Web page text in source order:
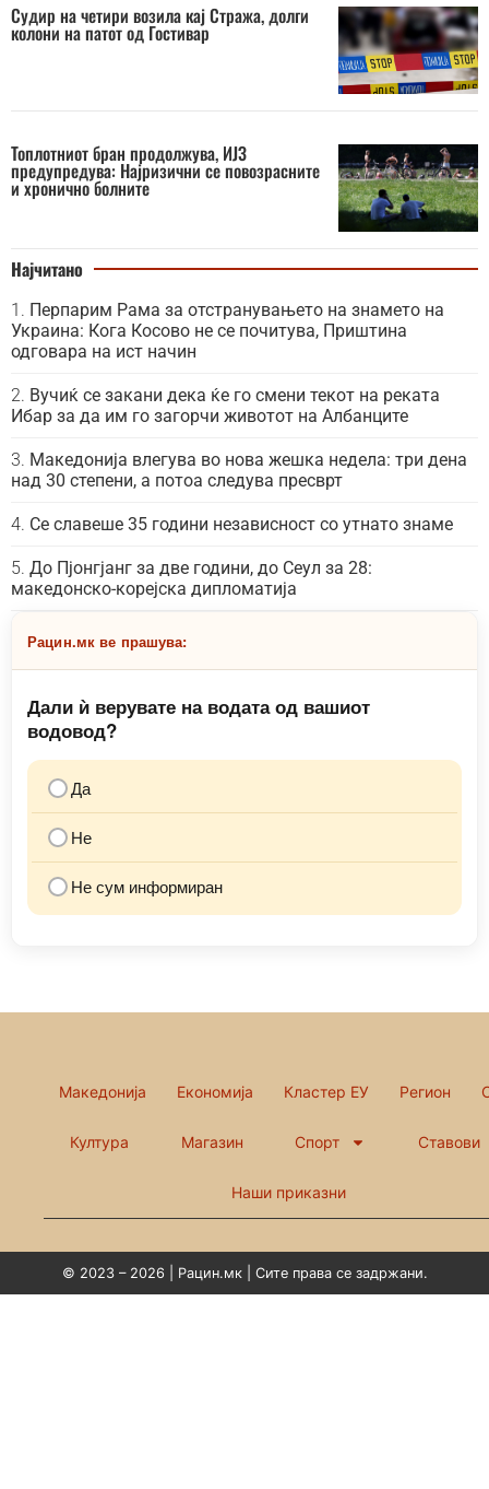
Судир на четири возила кај Стража, долги
колони на патот од Гостивар
Топлотниот бран продолжува, ИЈЗ
предупредува: Најризични се повозрасните
и хронично болните
Најчитано
Перпарим Рама за отстранувањето на знамето на
Украина: Кога Косово не се почитува, Приштина
одговара на ист начин
Вучиќ се закани дека ќе го смени текот на реката
Ибар за да им го загорчи животот на Албанците
Македонија влегува во нова жешка недела: три дена
над 30 степени, а потоа следува пресврт
Се славеше 35 години независност со утнато знаме
До Пјонгјанг за две години, до Сеул за 28:
македонско-корејска дипломатија
Рацин.мк ве прашува:
Дали ѝ верувате на водата од вашиот
водовод?
Да
Не
Не сум информиран
Македонија Економија Кластер ЕУ Регион
Култура Магазин Спорт Ставови
Наши приказни
© 2023 – 2026 | Рацин.мк | Сите права се задржани.